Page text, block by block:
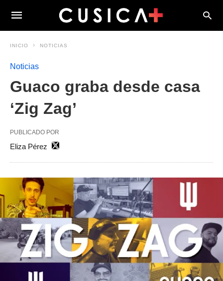
INICIO NOTICIAS
Noticias
Guaco graba desde casa
‘Zig Zag’
PUBLICADO POR
Eliza Pérez